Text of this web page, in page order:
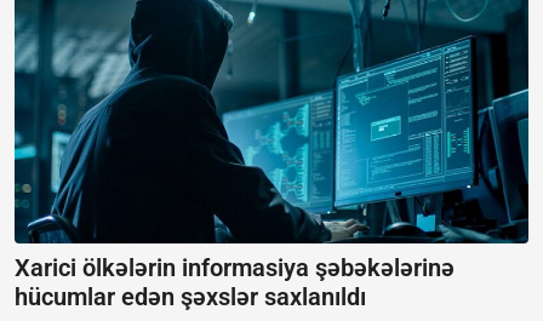
Xarici ölkələrin informasiya şəbəkələrinə
hücumlar edən şəxslər saxlanıldı